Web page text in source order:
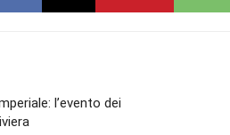
l’evento dei